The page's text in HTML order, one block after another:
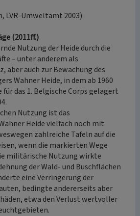
LVR-Umweltamt 2003)
(2011ff.)
Nutzung der Heide durch die
– unter anderem als
aber auch zur Bewachung des
Wahner Heide, in dem ab 1960
das 1. Belgische Corps gelagert
Nutzung ist das
Heide vielfach noch mit
zahlreiche Tafeln auf die
wenn die markierten Wege
militärische Nutzung wirkte
der Wald- und Buschflächen
eine Verringerung der
bedingte andererseits aber
etwa den Verlust wertvoller